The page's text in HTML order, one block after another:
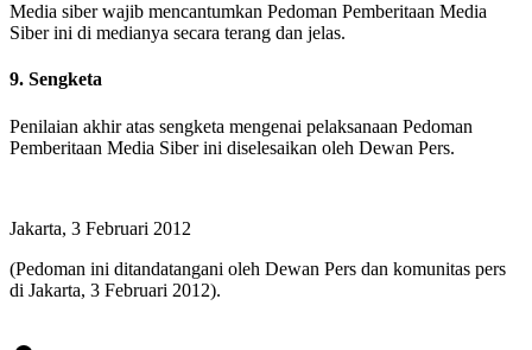
Media siber wajib mencantumkan Pedoman Pemberitaan Media
Siber ini di medianya secara terang dan jelas.
9. Sengketa
Penilaian akhir atas sengketa mengenai pelaksanaan Pedoman
Pemberitaan Media Siber ini diselesaikan oleh Dewan Pers.
Jakarta, 3 Februari 2012
(Pedoman ini ditandatangani oleh Dewan Pers dan komunitas pers
di Jakarta, 3 Februari 2012).